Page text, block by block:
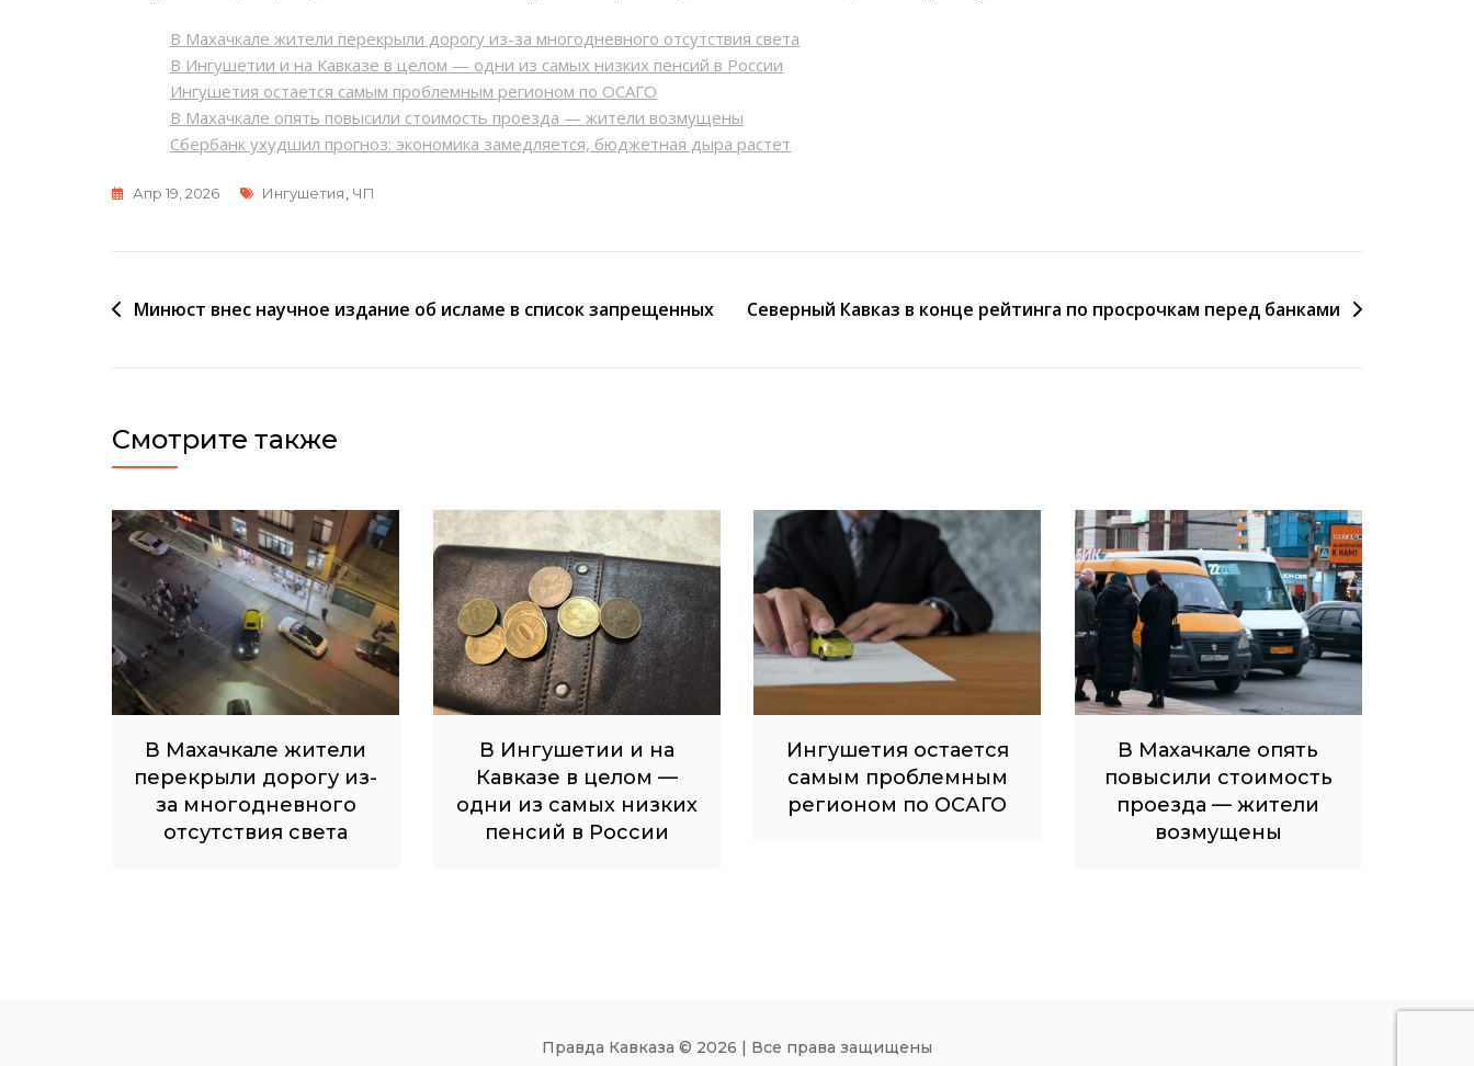
В Махачкале жители перекрыли дорогу из-за многодневного отсутствия света
В Ингушетии и на Кавказе в целом — одни из самых низких пенсий в России
Ингушетия остается самым проблемным регионом по ОСАГО
В Махачкале опять повысили стоимость проезда — жители возмущены
Сбербанк ухудшил прогноз: экономика замедляется, бюджетная дыра растет
Апр 19, 2026 Метки
Ингушетия ЧП
Навигация
Минюст внес научное издание об исламе в список запрещенных Северный Кавказ в конце рейтинга по просрочкам перед банками
Смотрите также
В Махачкале жители
перекрыли дорогу из-
за многодневного
отсутствия света
В Ингушетии и на
Кавказе в целом —
одни из самых низких
пенсий в России
Ингушетия остается
самым проблемным
регионом по ОСАГО
В Махачкале опять
повысили стоимость
проезда — жители
возмущены
Правда Кавказа © 2026 | Все права защищены